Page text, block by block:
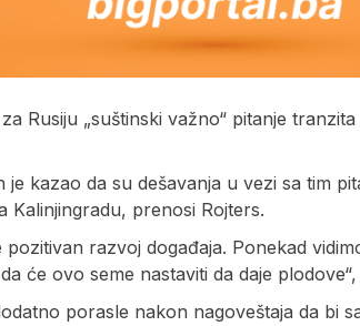
Rusiju „suštinski važno“ pitanje
kazao da su dešavanja u vezi sa tim
prenosi Rojters.
pozitivan razvoj događaja. Ponekad
će ovo seme nastaviti da daje
porasle nakon nagoveštaja da bi